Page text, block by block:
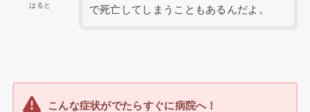
はると
で死亡してしまうこともあるんだよ。
こんな症状がでたらすぐに病院へ！